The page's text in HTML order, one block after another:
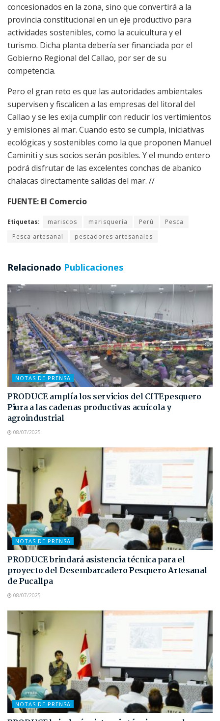
concesionados en la zona, sino que convertirá a la
provincia constitucional en un eje productivo para
actividades sostenibles, como la acuicultura y el
turismo. Dicha planta debería ser financiada por el
Gobierno Regional del Callao, por ser de su
competencia.
Pero el gran reto es que las autoridades ambientales
supervisen y fiscalicen a las empresas del litoral del
Callao y se les exija cumplir con reducir los vertimientos
y emisiones al mar. Cuando esto se cumpla, iniciativas
ecológicas y sostenibles como la que proponen Manuel
Caminiti y sus socios serán posibles. Y el mundo entero
podrá disfrutar de las excelentes conchas de abanico
chalacas directamente salidas del mar. //
FUENTE: El Comercio
Etiquetas: mariscos marisquería Perú
Pesca
Pesca artesanal
pescadores artesanales
Relacionado Publicaciones
NOTAS DE PRENSA
PRODUCE amplía los servicios del CITEpesquero
Piura a las cadenas productivas acuícola y
agroindustrial
08/07/2025
NOTAS DE PRENSA
PRODUCE brindará asistencia técnica para el
proyecto del Desembarcadero Pesquero Artesanal
de Pucallpa
08/07/2025
NOTAS DE PRENSA